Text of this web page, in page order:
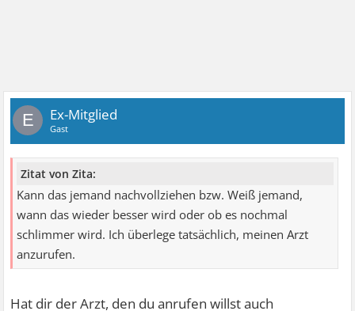
E Ex-Mitglied
Gast
Zitat von Zita:
Kann das jemand nachvollziehen bzw. Weiß jemand,
wann das wieder besser wird oder ob es nochmal
schlimmer wird. Ich überlege tatsächlich, meinen Arzt
anzurufen.
Hat dir der Arzt, den du anrufen willst auch